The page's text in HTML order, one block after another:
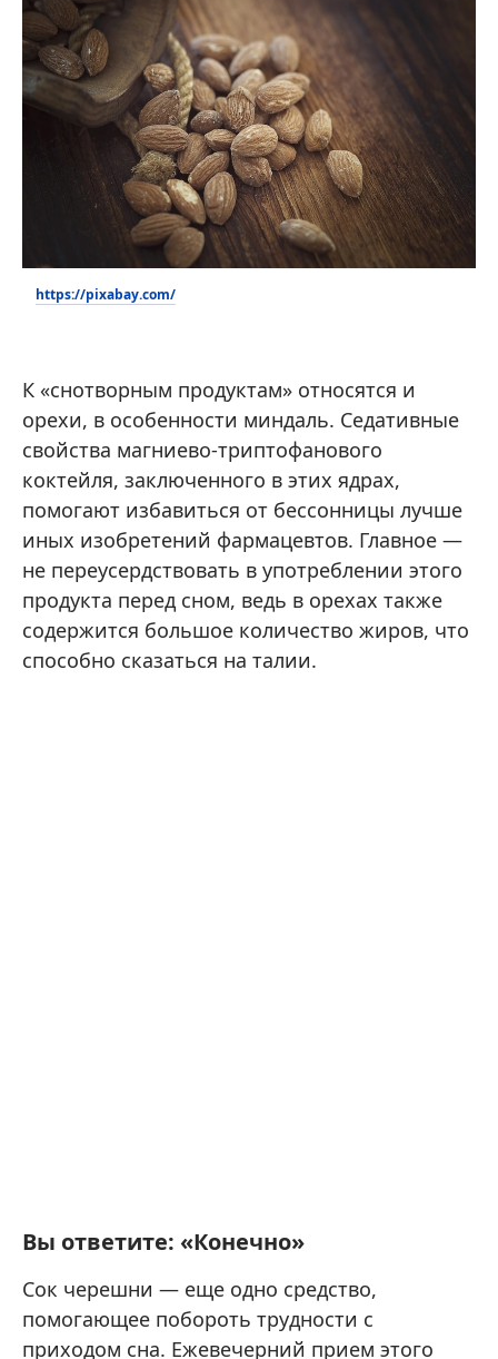
https://pixabay.com/
К «снотворным продуктам» относятся и
орехи, в особенности миндаль. Седативные
свойства магниево-триптофанового
коктейля, заключенного в этих ядрах,
помогают избавиться от бессонницы лучше
иных изобретений фармацевтов. Главное —
не переусердствовать в употреблении этого
продукта перед сном, ведь в орехах также
содержится большое количество жиров, что
способно сказаться на талии.
Вы ответите: «Конечно»
Сок черешни — еще одно средство,
помогающее побороть трудности с
приходом сна. Ежевечерний прием этого